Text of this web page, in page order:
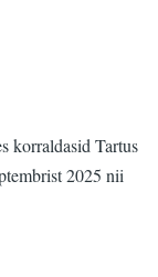
korraldasid Tartus
2025 nii